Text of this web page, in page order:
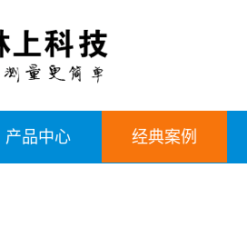
产品中心 经典案例